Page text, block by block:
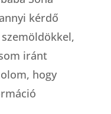
kérdő
iránt
hogy
: